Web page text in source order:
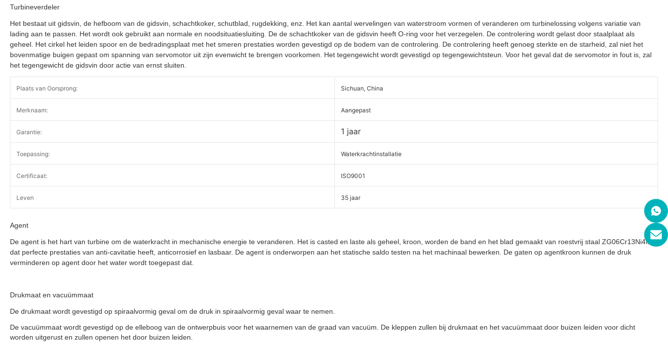
Turbineverdeler
Het bestaat uit gidsvin, de hefboom van de gidsvin, schachtkoker, schutblad, rugdekking, enz. Het kan aantal wervelingen van waterstroom vormen of veranderen om turbinelossing volgens variatie van
lading aan te passen. Het wordt ook gebruikt aan normale en noodsituatiesluiting. De de schachtkoker van de gidsvin heeft O-ring voor het verzegelen. De controlering wordt gelast door staalplaat als
geheel. Het cirkel het leiden spoor en de bedradingsplaat met het smeren prestaties worden gevestigd op de bodem van de controlering. De controlering heeft genoeg sterkte en de starheid, zal niet het
bovenmatige buigen gepast om spanning van servomotor uit zijn evenwicht te brengen voorkomen. Het tegengewicht wordt gevestigd op tegengewichtsteun. Voor het geval dat de servomotor in fout is, zal
het tegengewicht de gidsvin door actie van ernst sluiten.
Plaats van Oorsprong: Sichuan, China
Merknaam: Aangepast
Garantie: 1 jaar
Toepassing: Waterkrachtinstallatie
Certificaat: ISO9001
Leven 35 jaar
Agent
De agent is het hart van turbine om de waterkracht in mechanische energie te veranderen. Het is casted en laste als geheel, kroon, worden de band en het blad gemaakt van roestvrij staal ZG06Cr13Ni4Mo
dat perfecte prestaties van anti-cavitatie heeft, anticorrosief en lasbaar. De agent is onderworpen aan het statische saldo testen na het machinaal bewerken. De gaten op agentkroon kunnen de druk
verminderen op agent door het water wordt toegepast dat.
Drukmaat en vacuümmaat
De drukmaat wordt gevestigd op spiraalvormig geval om de druk in spiraalvormig geval waar te nemen.
De vacuümmaat wordt gevestigd op de elleboog van de ontwerpbuis voor het waarnemen van de graad van vacuüm. De kleppen zullen bij drukmaat en het vacuümmaat door buizen leiden voor dicht
worden uitgerust en zullen openen het door buizen leiden.